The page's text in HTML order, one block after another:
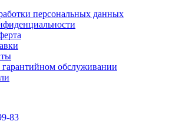
персональных данных
обслуживании
83